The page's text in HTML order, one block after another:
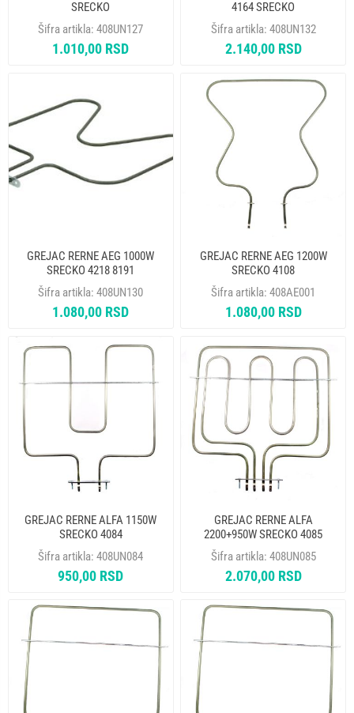
SRECKO
Šifra artikla:408UN127
1.010,00 RSD
4164 SRECKO
Šifra artikla: 408UN132
2.140,00 RSD
GREJAC RERNE AEG 1000W
SRECKO 4218 8191
Šifra artikla:408UN130
1.080,00 RSD
GREJAC RERNE AEG 1200W
SRECKO 4108
Šifra artikla:408AE001
1.080,00 RSD
GREJAC RERNE ALFA 1150W
SRECKO 4084
Šifra artikla:408UN084
950,00 RSD
GREJAC RERNE ALFA
2200+950W SRECKO 4085
Šifra artikla: 408UN085
2.070,00 RSD